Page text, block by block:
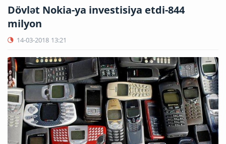
Dövlət Nokia-ya investisiya etdi-844
milyon
14-03-2018 13:21